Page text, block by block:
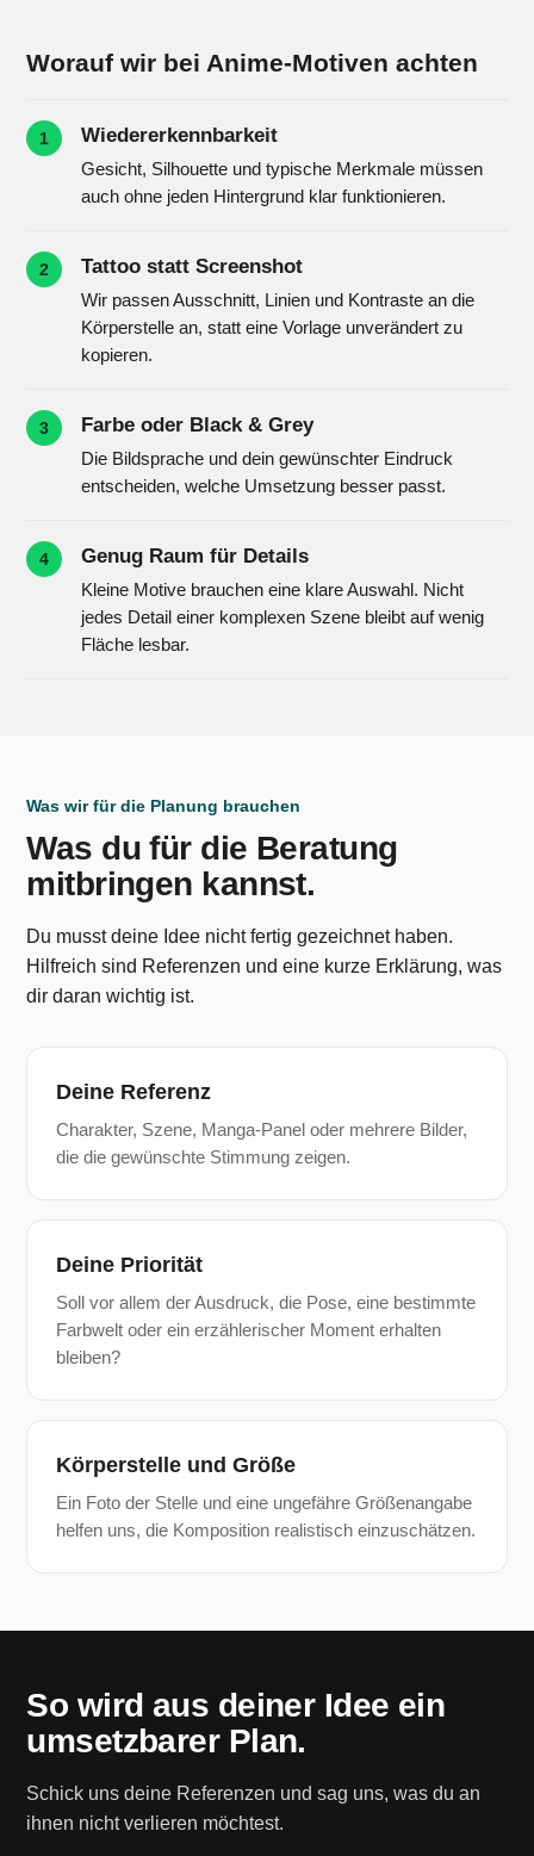
Worauf wir bei Anime-Motiven achten
1 Wiedererkennbarkeit
Gesicht, Silhouette und typische Merkmale müssen
auch ohne jeden Hintergrund klar funktionieren.
2 Tattoo statt Screenshot
Wir passen Ausschnitt, Linien und Kontraste an die
Körperstelle an, statt eine Vorlage unverändert zu
kopieren.
3 Farbe oder Black & Grey
Die Bildsprache und dein gewünschter Eindruck
entscheiden, welche Umsetzung besser passt.
4 Genug Raum für Details
Kleine Motive brauchen eine klare Auswahl. Nicht
jedes Detail einer komplexen Szene bleibt auf wenig
Fläche lesbar.
Was wir für die Planung brauchen
Was du für die Beratung
mitbringen kannst.
Du musst deine Idee nicht fertig gezeichnet haben.
Hilfreich sind Referenzen und eine kurze Erklärung, was
dir daran wichtig ist.
Deine Referenz
Charakter, Szene, Manga-Panel oder mehrere Bilder,
die die gewünschte Stimmung zeigen.
Deine Priorität
Soll vor allem der Ausdruck, die Pose, eine bestimmte
Farbwelt oder ein erzählerischer Moment erhalten
bleiben?
Körperstelle und Größe
Ein Foto der Stelle und eine ungefähre Größenangabe
helfen uns, die Komposition realistisch einzuschätzen.
So wird aus deiner Idee ein
umsetzbarer Plan.
Schick uns deine Referenzen und sag uns, was du an
ihnen nicht verlieren möchtest.